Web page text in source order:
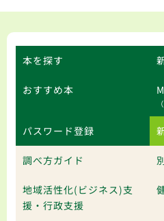
本を探す
おすすめ本
パスワード登録
調べ方ガイド
地域活性化(ビジネス)支
援・行政支援